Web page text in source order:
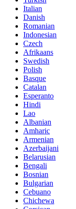
Italian
Danish
Romanian
Indonesian
Czech
Afrikaans
Swedish
Polish
Basque
Catalan
Esperanto
Hindi
Lao
Albanian
Amharic
Armenian
Azerbaijani
Belarusian
Bengali
Bosnian
Bulgarian
Cebuano
Chichewa